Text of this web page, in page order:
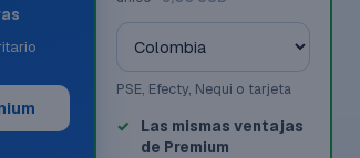
PSE, Efecty, Nequi o tarjeta
Las mismas ventajas
de Premium